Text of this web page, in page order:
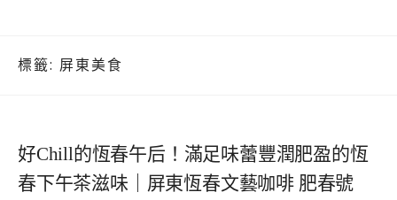
標籤: 屏東美食
好Chill的恆春午后！滿足味蕾豐潤肥盈的恆
春下午茶滋味｜屏東恆春文藝咖啡 肥春號